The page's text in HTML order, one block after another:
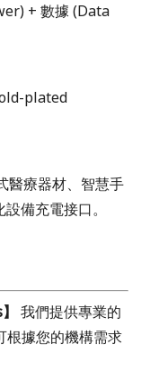
+ 數據 (Data
plated
醫療器材、智慧手
備充電接口。
我們提供專業的
根據您的機構需求